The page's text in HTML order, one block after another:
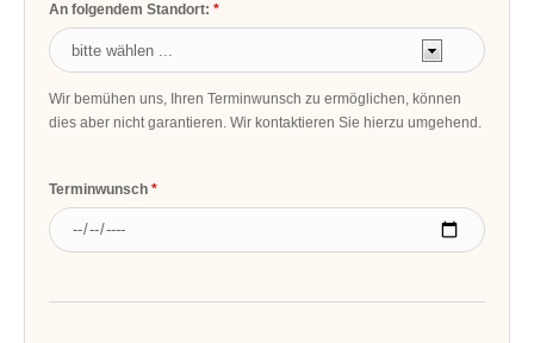
An folgendem Standort:
Wir bemühen uns, Ihren Terminwunsch zu ermöglichen, können
dies aber nicht garantieren. Wir kontaktieren Sie hierzu umgehend.
Terminwunsch